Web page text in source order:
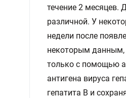
течение 2 месяцев.
различной. У
недели после
некоторым данным,
только с помощью
антигена вируса
гепатита В и